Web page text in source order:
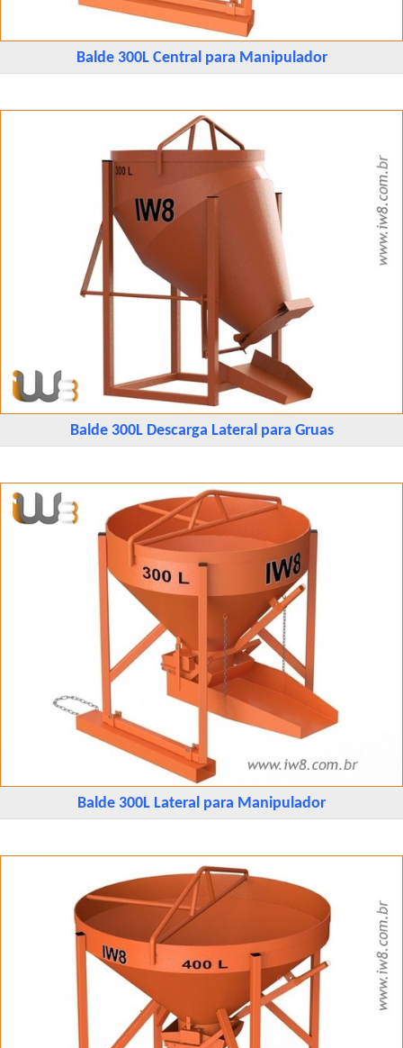
Balde 300L Central para Manipulador
Balde 300L Descarga Lateral para Gruas
Balde 300L Lateral para Manipulador